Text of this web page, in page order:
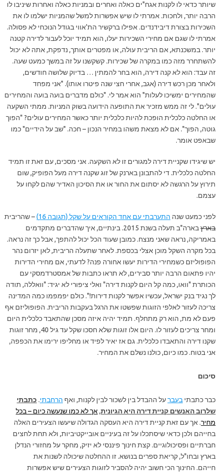
שיותר כדאי לו לקנות אגח"ים כאלה ואחרים ובמניות כאלה ואחרות שיניבו לו
הרבה יותר, ולחכות. אמרתי לו שיש אפשרות למשל שהמניות ישלמו לו את
השכירות בצורת דיבידנדים. אפילו ברקשיר הת'אווי בגודל הנוכחי לא פסולה.
אמרתי לו שגם אם מחירי השכירות יעלו, הוא תמיד יוכל לעבור לדירה קטנה
יותר. במשכנתא, אם הריבית עולה, או מפטרים אותך, נדפקת, אתה לא יכול
להשתחרר מזה כמו במקרה של שכירות. קשקשנו על זה במשך כמעט שעה.
זה עבד: הוא לא קנה דירה, הוא בחר להמתין … בדיוק שלושה חודשים,
ולאחר מכן רכש דירה (אגב, אחרי חצי שנה פיטרו אותו). "אני מפחד
שהמחירים ימשיכו לעלות" הוא אמר לי. "כולם מדברים בועה בועה והמחירים
עולים". לי זה ממש מזכיר את התופעה הידועה בשוק המניות. ממתי השקעה
או החלטה כלכלית הופכת להיות כלכלית יותר כאשר המחירים עולים? "הפוך
גוטה, הפוך". אם לא מצאת משהו במחיר הנכון – חכה. "שב על הידיים" כמו
שבאפט אומר.
יש שיגידו שקניית דירה למגורים זו לא השקעה. אני מסכים, עם זאת זו תמיד
החלטה כלכלית. די להתבונן בארנק של זוג שקנה דירה מעל הפופיק, שום
תירוץ על הרגשה לא יסתום את החור או את הסיכון האדיר שהם לקחו על
עצמם.
לפני כמעט שנההתערבתי עם אחד הקוראים על שקל (תגובה 16)
– שהריבית
בארץ
בארה"ב תעלה בשנת 2015. בינתיים, איך שהדברים מתקדמים
באמריקה, נראה שאני מנצח. כמובן שעוד הכל יכול להתפך, אבל כך זה נראה.
בכל מקרה השקל מוכן אצלי בכספת. לאחר שתעלה הריבית, לאן יזרום נהר
הפופוליזם כשמחירי הדירות יעשו אחורה פנה? לדעתי, אם מחירי הדירות
יהיו פתאום הרבה יותר סבירים, לא תראו כתבות של אמסטרדמסקי עם
הכותרת "וואו, כמה קל היום לקנות דירה" ואלי ציפורי לא יגיד: "וואללה, תודה
לך נגיד בנק ישראל, עכשיו אפשר לקנות דירות!". כולם יפמפמו כמה המדינה
צריכה לעזור לאלפי הזוגות שפשטו את הרגל בעקבות הריבית. הפופוליזם אף
פעם לא מת, הוא רק מתחלף. תמיד יהיה איזה מסכן שהתאבד כלכלית היום
ומחר צריכים לעזור לו. היום אלו זוגות שלא חסכו שקל עד גיל 40, מחר זוגות
שקנו דירה והתאבדו כלכלית. גם אז יאיר לפיד או מחליפו ירימו את הכפפה,
אני בטוח. כמו כיום, כולנו נשלם את המחיר.
סיכום
כבר כתבתיבעברעל ההבדל בין לשכור לבין לקנות, ואףהרחבתי.כתבתי
שלרוב האנשים קניית דירה היא הגיונית,אך לא כמו שנעשה כיום – בכל
מחיר. אך עם זאת קניית דירה היא העסקה הגדולה שיעשו הצעירים האלה
בחייהם ולכן כדאי שיסתכלו על זה בעיניים אובייקטיביות, ולא תחת לחצים
חברתיים ופסיכולוגיים. קצת חינוך פיננסי לא יזיק, מחקר על מחזורי הנדלן
בארץ ובחו"ל, קריאת ספרים בנושא. זו ההחלטה שיכולה לשנות את
חייהם. החינוך הכי חשוב יהיה להסביר לזוגות הצעירים שיש אפשרות